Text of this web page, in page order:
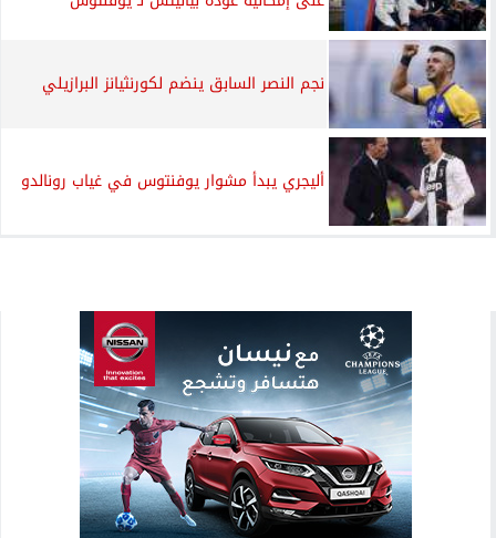
نجم النصر السابق ينضم لكورنثيانز البرازيلي
أليجري يبدأ مشوار يوفنتوس في غياب رونالدو